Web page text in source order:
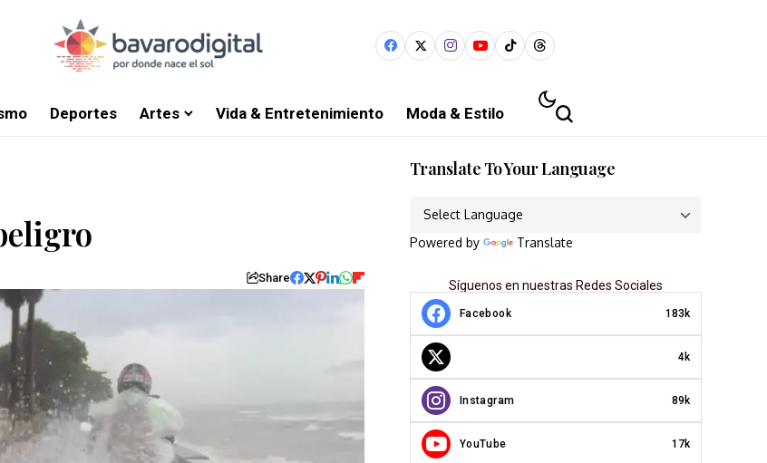
Deportes Artes Vida & Entretenimiento Moda & Estilo
Share
Translate To Your Language
Powered by Translate
Síguenos en nuestras Redes Sociales
Facebook 183k
4k
Instagram 89k
YouTube 17k